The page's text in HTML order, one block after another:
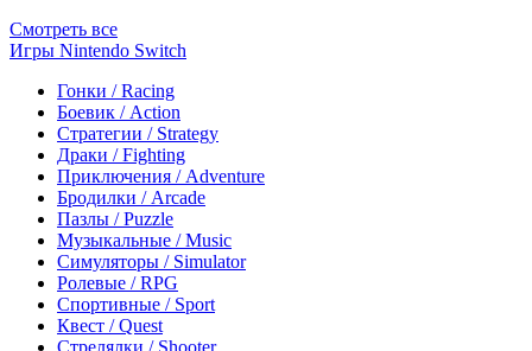
Смотреть все
Игры Nintendo Switch
Гонки / Racing
Боевик / Action
Стратегии / Strategy
Драки / Fighting
Приключения / Adventure
Бродилки / Arcade
Пазлы / Puzzle
Музыкальные / Music
Симуляторы / Simulator
Ролевые / RPG
Спортивные / Sport
Квест / Quest
Стрелялки / Shooter